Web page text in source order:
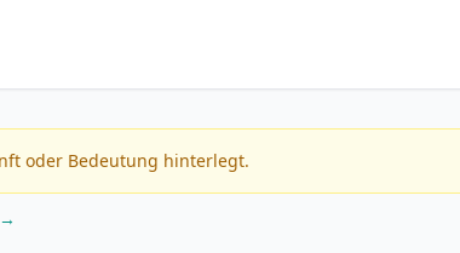
oder Bedeutung hinterlegt.